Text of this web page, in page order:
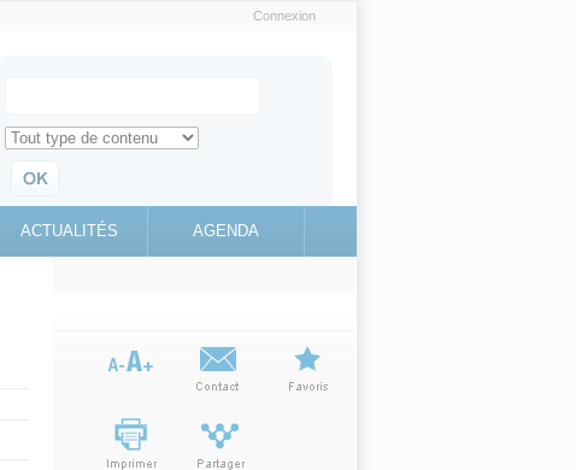
Connexion
Search for
Retrouvez toute l'information sur le site education.gouv.fr
ACTUALITÉS AGENDA